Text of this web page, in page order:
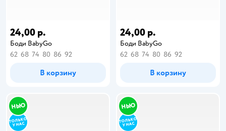
24,00 р.
Боди BabyGo
62 68 74 80 86 92
В корзину
24,00 р.
Боди BabyGo
62 68 74 80 86 92
В корзину